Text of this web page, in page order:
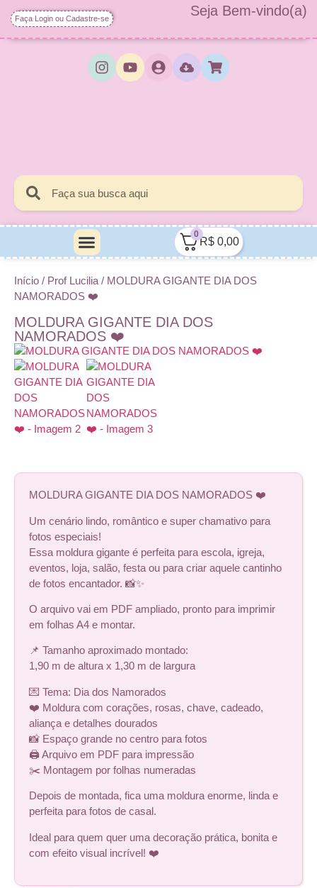
Faça Login ou Cadastre-se Seja Bem-vindo(a)
0
R$0,00
Início / Prof Lucilia / MOLDURA GIGANTE DIA DOS
NAMORADOS ❤️
MOLDURA GIGANTE DIA DOS
NAMORADOS ❤️
MOLDURA GIGANTE DIA DOS NAMORADOS ❤️
Um cenário lindo, romântico e super chamativo para
fotos especiais!
Essa moldura gigante é perfeita para escola, igreja,
eventos, loja, salão, festa ou para criar aquele cantinho
de fotos encantador. 📸✨
O arquivo vai em PDF ampliado, pronto para imprimir
em folhas A4 e montar.
📌 Tamanho aproximado montado:
1,90 m de altura x 1,30 m de largura
💌 Tema: Dia dos Namorados
❤️ Moldura com corações, rosas, chave, cadeado,
aliança e detalhes dourados
📸 Espaço grande no centro para fotos
🖨️ Arquivo em PDF para impressão
✂️ Montagem por folhas numeradas
Depois de montada, fica uma moldura enorme, linda e
perfeita para fotos de casal.
Ideal para quem quer uma decoração prática, bonita e
com efeito visual incrível! ❤️